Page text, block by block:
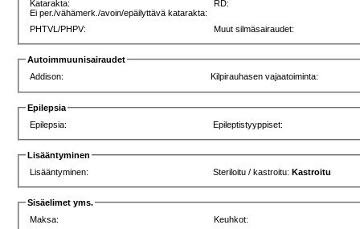
Katarakta:
Ei per./vähämerk./avoin/epäilyttävä katarakta:
RD:
PHTVL/PHPV: Muut silmäsairaudet:
Autoimmuunisairaudet
Addison:
Kilpirauhasen vajaatoiminta:
Epilepsia
Epilepsia:
Epileptistyyppiset:
Lisääntyminen
Lisääntyminen:
Steriloitu / kastroitu:Kastroitu
Sisäelimet yms.
Maksa:
Keuhkot: